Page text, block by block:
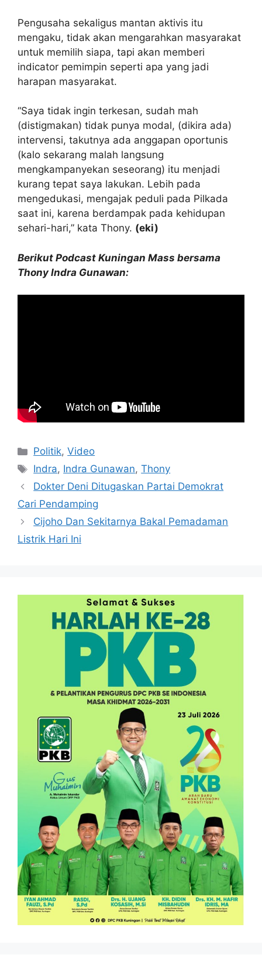
Pengusaha sekaligus mantan aktivis itu
mengaku, tidak akan mengarahkan masyarakat
untuk memilih siapa, tapi akan memberi
indicator pemimpin seperti apa yang jadi
harapan masyarakat.
“Saya tidak ingin terkesan, sudah mah
(distigmakan) tidak punya modal, (dikira ada)
intervensi, takutnya ada anggapan oportunis
(kalo sekarang malah langsung
mengkampanyekan seseorang) itu menjadi
kurang tepat saya lakukan. Lebih pada
mengedukasi, mengajak peduli pada Pilkada
saat ini, karena berdampak pada kehidupan
sehari-hari,” kata Thony. (eki)
Berikut Podcast Kuningan Mass bersama
Thony Indra Gunawan:
Kategori
Politik,Video
Tag
Indra, Indra Gunawan,Thony
Dokter Deni Ditugaskan Partai Demokrat
Cari Pendamping
Cijoho Dan Sekitarnya Bakal Pemadaman
Listrik Hari Ini